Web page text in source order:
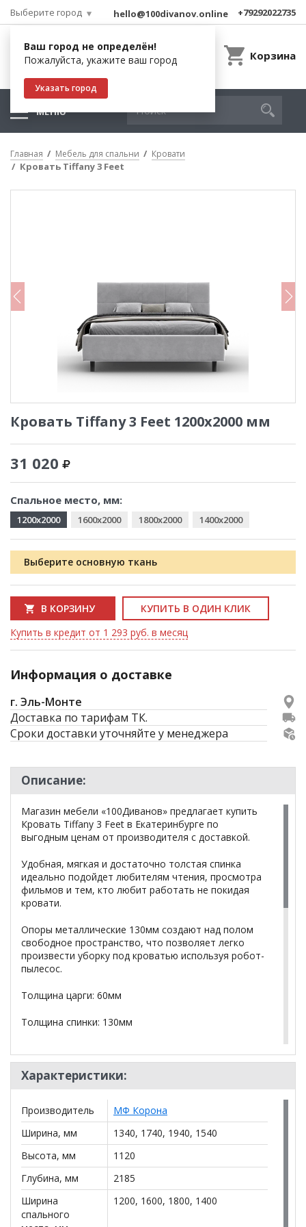
Выберите город
Ваш город не определён!
Пожалуйста, укажите ваш город
Указать город
hello@100divanov.online +79292022735
Корзина
МЕНЮ
Главная Мебель для спальни Кровати
Кровать Tiffany 3 Feet
Кровать Tiffany 3 Feet 1200x2000 мм
31 020
Спальное место, мм:
1200x2000 1600x2000 1800x2000 1400x2000
Выберите основную ткань
В КОРЗИНУ
КУПИТЬ В ОДИН КЛИК
Купить в кредит от 1 293 руб. в месяц
Информация о доставке
г. Эль-Монте
Доставка по тарифам ТК.
Сроки доставки уточняйте у менеджера
Описание:
Магазин мебели «100Диванов» предлагает купить
Кровать Tiffany 3 Feet в Екатеринбурге по
выгодным ценам от производителя с доставкой.
Удобная, мягкая и достаточно толстая спинка
идеально подойдет любителям чтения, просмотра
фильмов и тем, кто любит работать не покидая
кровати.
Опоры металлические 130мм создают над полом
свободное пространство, что позволяет легко
произвести уборку под кроватью используя робот-
пылесос.
Толщина царги: 60мм
Толщина спинки: 130мм
Углубление под матрас: 90мм
В комплекте: ортопедическое основание с
подъемным механизмом
Дополнительно:Настил ЛДСП большой или
малый. Глубина бельевого отдела 195мм, наличие
ручки для удобного поднятия настила
Дополнительно: деревянные ножки: белый,
дерево, венге
Характеристики:
Производитель
МФ Корона
Ширина, мм
1340, 1740, 1940, 1540
Высота, мм
1120
Глубина, мм
2185
Ширина
спального
1200, 1600, 1800, 1400